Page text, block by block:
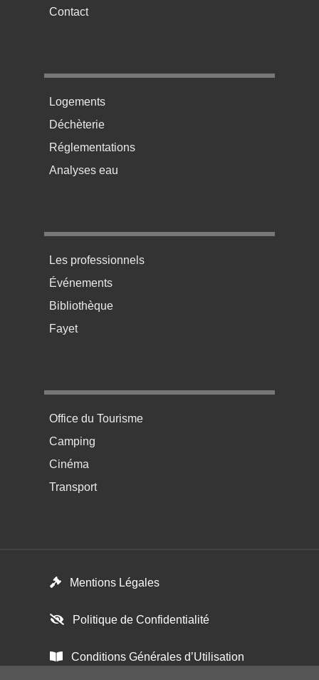
Contact
Menu pratique bas de page 2
Logements
Déchèterie
Réglementations
Analyses eau
Menu pratique bas de page 3
Les professionnels
Événements
Bibliothèque
Fayet
Menu pratique bas de page 4
Office du Tourisme
Camping
Cinéma
Transport
Mentions Légales
Politique de Confidentialité
Conditions Générales d’Utilisation